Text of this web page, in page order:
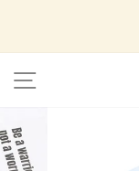
indhold
SIDE